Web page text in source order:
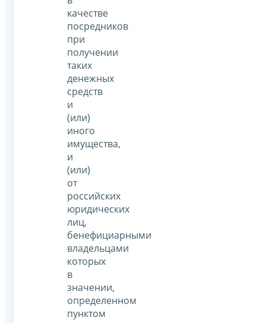
качестве
посредников
при
получении
таких
денежных
средств
и
(или)
иного
имущества,
и
(или)
от
российских
юридических
лиц,
бенефициарными
владельцами
которых
в
значении,
определенном
пунктом